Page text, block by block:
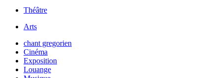
Théâtre
Arts
chant gregorien
Cinéma
Exposition
Louange